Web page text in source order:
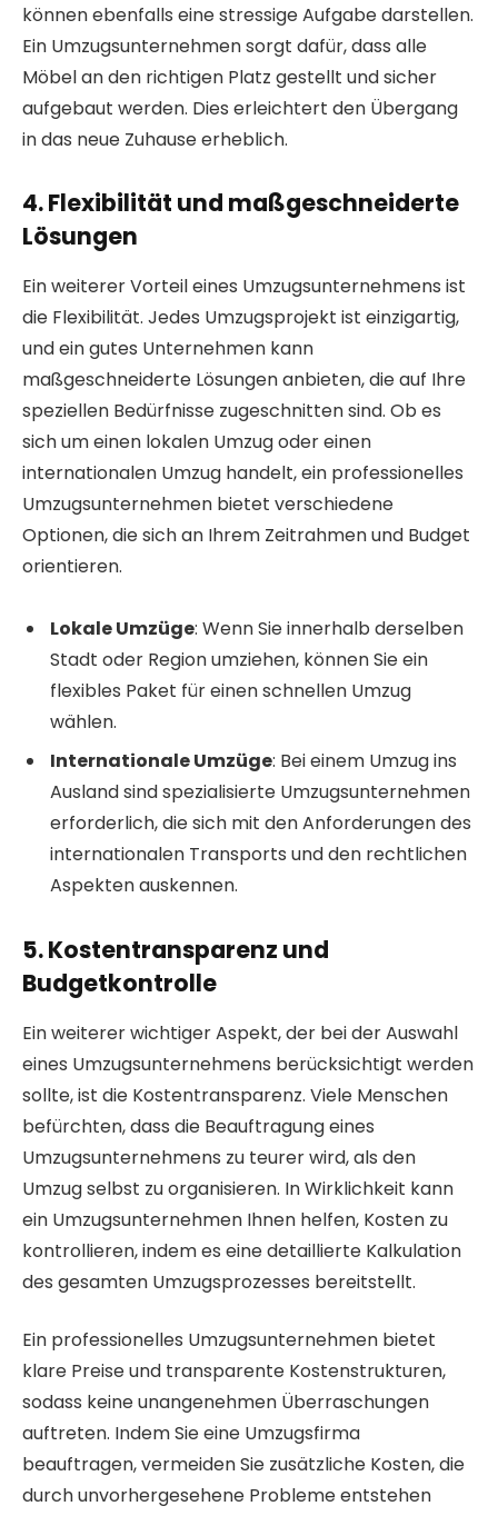
können ebenfalls eine stressige Aufgabe darstellen.
Ein Umzugsunternehmen sorgt dafür, dass alle
Möbel an den richtigen Platz gestellt und sicher
aufgebaut werden. Dies erleichtert den Übergang
in das neue Zuhause erheblich.
4. Flexibilität und maßgeschneiderte
Lösungen
Ein weiterer Vorteil eines Umzugsunternehmens ist
die Flexibilität. Jedes Umzugsprojekt ist einzigartig,
und ein gutes Unternehmen kann
maßgeschneiderte Lösungen anbieten, die auf Ihre
speziellen Bedürfnisse zugeschnitten sind. Ob es
sich um einen lokalen Umzug oder einen
internationalen Umzug handelt, ein professionelles
Umzugsunternehmen bietet verschiedene
Optionen, die sich an Ihrem Zeitrahmen und Budget
orientieren.
Lokale Umzüge: Wenn Sie innerhalb derselben
Stadt oder Region umziehen, können Sie ein
flexibles Paket für einen schnellen Umzug
wählen.
Internationale Umzüge: Bei einem Umzug ins
Ausland sind spezialisierte Umzugsunternehmen
erforderlich, die sich mit den Anforderungen des
internationalen Transports und den rechtlichen
Aspekten auskennen.
5. Kostentransparenz und
Budgetkontrolle
Ein weiterer wichtiger Aspekt, der bei der Auswahl
eines Umzugsunternehmens berücksichtigt werden
sollte, ist die Kostentransparenz. Viele Menschen
befürchten, dass die Beauftragung eines
Umzugsunternehmens zu teurer wird, als den
Umzug selbst zu organisieren. In Wirklichkeit kann
ein Umzugsunternehmen Ihnen helfen, Kosten zu
kontrollieren, indem es eine detaillierte Kalkulation
des gesamten Umzugsprozesses bereitstellt.
Ein professionelles Umzugsunternehmen bietet
klare Preise und transparente Kostenstrukturen,
sodass keine unangenehmen Überraschungen
auftreten. Indem Sie eine Umzugsfirma
beauftragen, vermeiden Sie zusätzliche Kosten, die
durch unvorhergesehene Probleme entstehen